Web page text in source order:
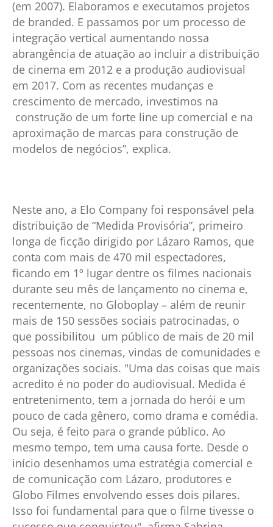
(em 2007). Elaboramos e executamos projetos
de branded. E passamos por um processo de
integração vertical aumentando nossa
abrangência de atuação ao incluir a distribuição
de cinema em 2012 e a produção audiovisual
em 2017. Com as recentes mudanças e
crescimento de mercado, investimos na
construção de um forte line up comercial e na
aproximação de marcas para construção de
modelos de negócios”, explica.
Neste ano, a Elo Company foi responsável pela
distribuição de “Medida Provisória”, primeiro
longa de ficção dirigido por Lázaro Ramos, que
conta com mais de 470 mil espectadores,
ficando em 1º lugar dentre os filmes nacionais
durante seu mês de lançamento no cinema e,
recentemente, no Globoplay – além de reunir
mais de 150 sessões sociais patrocinadas, o
que possibilitou um público de mais de 20 mil
pessoas nos cinemas, vindas de comunidades e
organizações sociais. "Uma das coisas que mais
acredito é no poder do audiovisual. Medida é
entretenimento, tem a jornada do herói e um
pouco de cada gênero, como drama e comédia.
Ou seja, é feito para o grande público. Ao
mesmo tempo, tem uma causa forte. Desde o
início desenhamos uma estratégia comercial e
de comunicação com Lázaro, produtores e
Globo Filmes envolvendo esses dois pilares.
Isso foi fundamental para que o filme tivesse o